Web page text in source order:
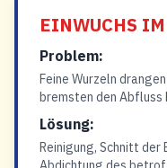
EINWUCHS
Problem:
Feine Wurzeln
bremsten den Abfluss
Lösung:
Reinigung, Schnitt der